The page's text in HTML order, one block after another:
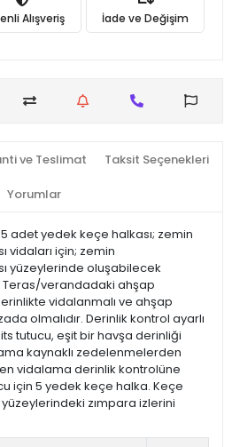
Alışveriş İade ve Değişim
ve Teslimat Taksit Seçenekleri
Yorumlar
adet yedek keçe halkası; zemin
vidaları için; zemin
yüzeylerinde oluşabilecek
verandadaki ahşap
vidalanmalı ve ahşap
olmalıdır. Derinlik kontrol ayarlı
tutucu, eşit bir havşa derinliği
kaynaklı zedelenmelerden
vidalama derinlik kontrolüne
için 5 yedek keçe halka. Keçe
zımpara izlerini